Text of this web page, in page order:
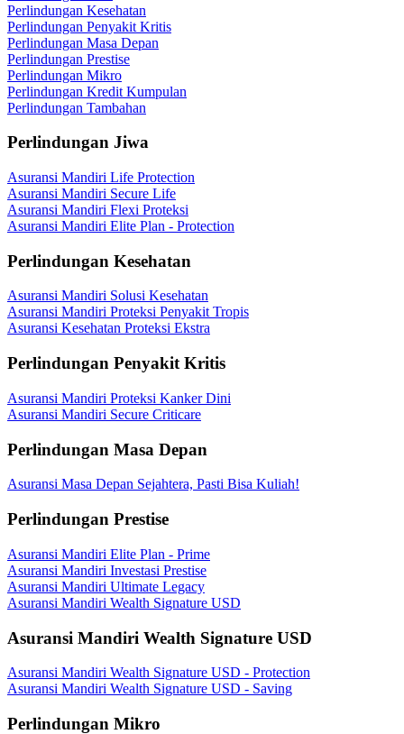
Perlindungan Kesehatan
Perlindungan Penyakit Kritis
Perlindungan Masa Depan
Perlindungan Prestise
Perlindungan Mikro
Perlindungan Kredit Kumpulan
Perlindungan Tambahan
Perlindungan Jiwa
Asuransi Mandiri Life Protection
Asuransi Mandiri Secure Life
Asuransi Mandiri Flexi Proteksi
Asuransi Mandiri Elite Plan - Protection
Perlindungan Kesehatan
Asuransi Mandiri Solusi Kesehatan
Asuransi Mandiri Proteksi Penyakit Tropis
Asuransi Kesehatan Proteksi Ekstra
Perlindungan Penyakit Kritis
Asuransi Mandiri Proteksi Kanker Dini
Asuransi Mandiri Secure Criticare
Perlindungan Masa Depan
Asuransi Masa Depan Sejahtera, Pasti Bisa Kuliah!
Perlindungan Prestise
Asuransi Mandiri Elite Plan - Prime
Asuransi Mandiri Investasi Prestise
Asuransi Mandiri Ultimate Legacy
Asuransi Mandiri Wealth Signature USD
Asuransi Mandiri Wealth Signature USD
Asuransi Mandiri Wealth Signature USD - Protection
Asuransi Mandiri Wealth Signature USD - Saving
Perlindungan Mikro